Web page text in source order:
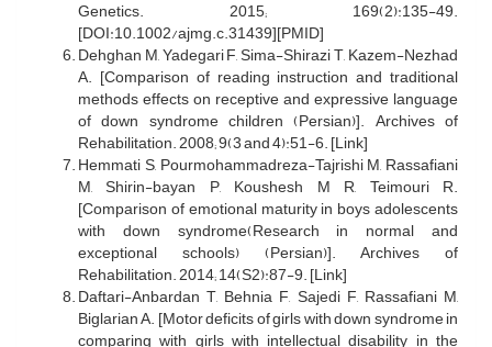
Genetics. 2015; 169(2):135-49.
[DOI:10.1002/ajmg.c.31439][PMID]
Dehghan M, Yadegari F, Sima-Shirazi T, Kazem-Nezhad
A. [Comparison of reading instruction and traditional
methods effects on receptive and expressive language
of down syndrome children (Persian)]. Archives of
Rehabilitation. 2008; 9(3 and 4):51-6. [Link]
Hemmati S, Pourmohammadreza-Tajrishi M, Rassafiani
M, Shirin-bayan P, Koushesh M R, Teimouri R.
[Comparison of emotional maturity in boys adolescents
with down syndrome(Research in normal and
exceptional schools) (Persian)]. Archives of
Rehabilitation. 2014; 14(S2):87-9. [Link]
Daftari-Anbardan T, Behnia F, Sajedi F, Rassafiani M,
Biglarian A. [Motor deficits of girls with down syndrome in